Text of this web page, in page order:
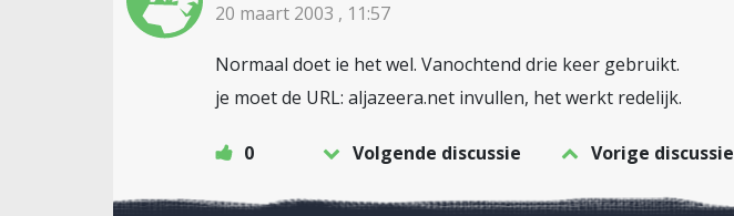
20 maart 2003 , 11:57
Normaal doet ie het wel. Vanochtend drie keer gebruikt.
je moet de URL: aljazeera.net invullen, het werkt redelijk.
0 Volgende discussie Vorige discussie